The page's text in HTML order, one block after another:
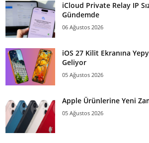
iCloud Private Relay IP
Gündemde
06 Ağustos 2026
iOS 27 Kilit Ekranına
Geliyor
05 Ağustos 2026
Apple Ürünlerine Yeni
05 Ağustos 2026